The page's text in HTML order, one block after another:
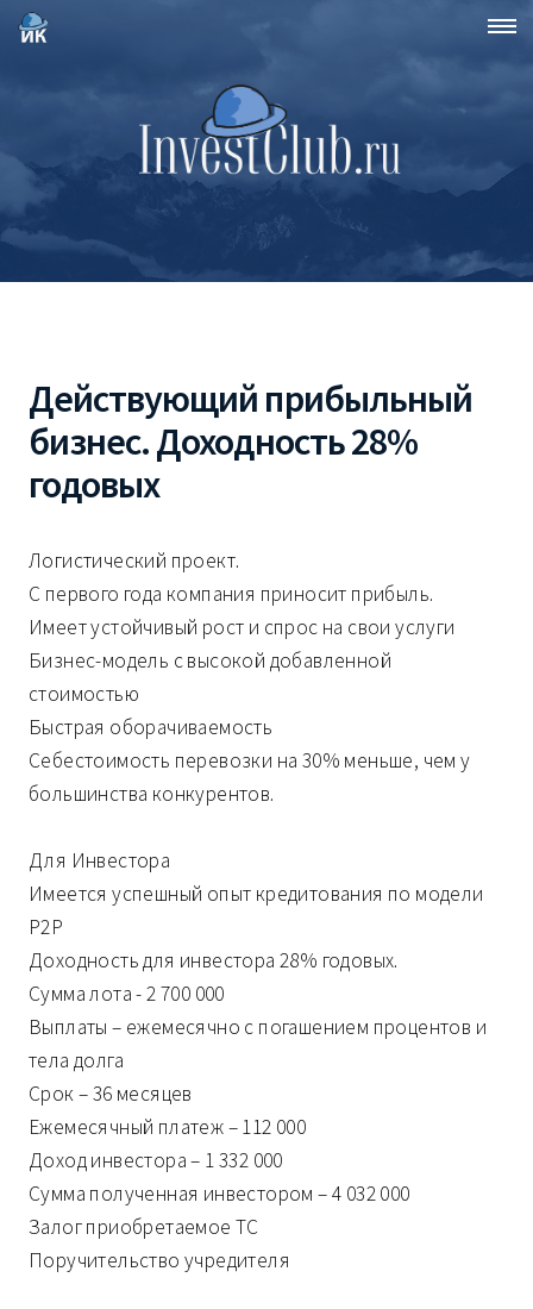
Действующий прибыльный
бизнес. Доходность 28%
годовых
Логистический проект.
С первого года компания приносит прибыль.
Имеет устойчивый рост и спрос на свои услуги
Бизнес-модель с высокой добавленной
стоимостью
Быстрая оборачиваемость
Себестоимость перевозки на 30% меньше, чем у
большинства конкурентов.
Для Инвестора
Имеется успешный опыт кредитования по модели
P2P
Доходность для инвестора 28% годовых.
Сумма лота - 2 700 000
Выплаты – ежемесячно с погашением процентов и
тела долга
Срок – 36 месяцев
Ежемесячный платеж – 112 000
Доход инвестора – 1 332 000
Сумма полученная инвестором – 4 032 000
Залог приобретаемое ТС
Поручительство учредителя